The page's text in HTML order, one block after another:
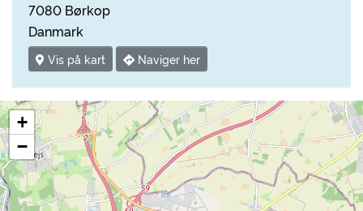
7080 Børkop
Danmark
Vis på kart Naviger her
+
−